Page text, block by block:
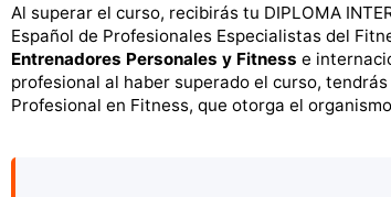
Al superar el curso, recibirás tu DIPLOMA
Español de Profesionales Especialistas del
Entrenadores Personales y Fitness e
profesional al haber superado el curso,
Profesional en Fitness, que otorga el organismo